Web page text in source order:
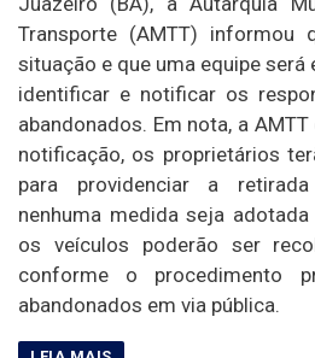
Transporte (AMTT)
situação e que uma equipe será
identificar e notificar os
abandonados. Em nota, a
notificação, os proprietários
para providenciar a
nenhuma medida seja
os veículos poderão ser
conforme o procedimento
abandonados em via pública.